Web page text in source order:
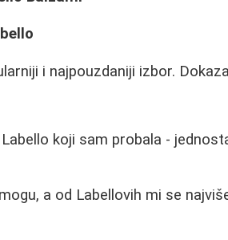
i najpouzdaniji izbor.
koji sam probala -
a od Labellovih mi se